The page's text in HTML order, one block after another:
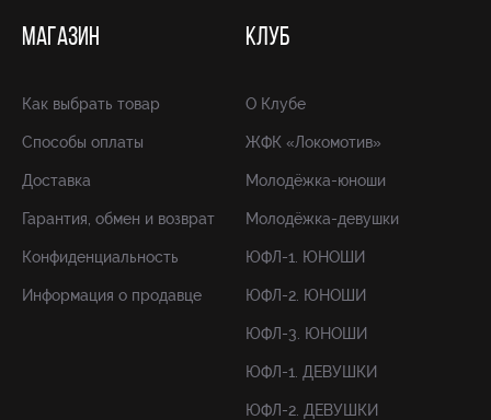
МАГАЗИН
Как выбрать товар
Способы оплаты
Доставка
Гарантия, обмен и возврат
Конфиденциальность
Информация о продавце
КЛУБ
О Клубе
ЖФК «Локомотив»
Молодёжка-юноши
Молодёжка-девушки
ЮФЛ-1. ЮНОШИ
ЮФЛ-2. ЮНОШИ
ЮФЛ-3. ЮНОШИ
ЮФЛ-1. ДЕВУШКИ
ЮФЛ-2. ДЕВУШКИ